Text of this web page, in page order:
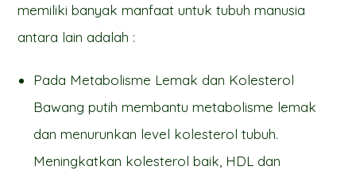
memiliki banyak manfaat untuk tubuh manusia
antara lain adalah :
Pada Metabolisme Lemak dan Kolesterol
Bawang putih membantu metabolisme lemak
dan menurunkan level kolesterol tubuh.
Meningkatkan kolesterol baik, HDL dan